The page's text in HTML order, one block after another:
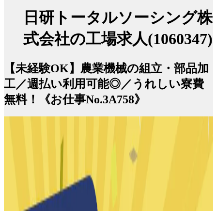
日研トータルソーシング株
式会社の工場求人(1060347)
【未経験OK】農業機械の組立・部品加
工／週払い利用可能◎／うれしい寮費
無料！《お仕事No.3A758》